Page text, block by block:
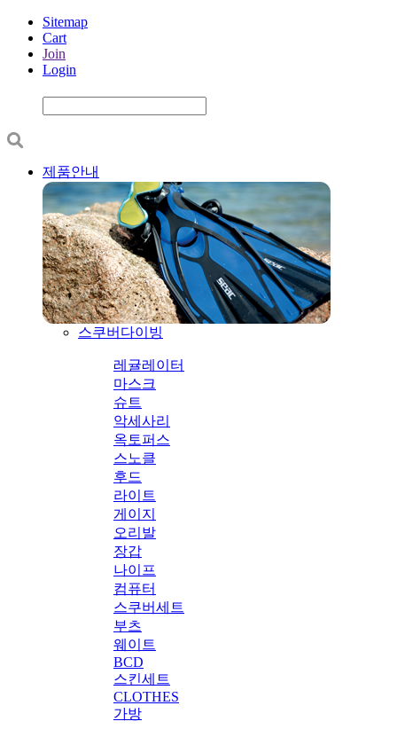
Sitemap
Cart
Join
Login
제품안내
스쿠버다이빙
레귤레이터
마스크
슈트
악세사리
옥토퍼스
스노클
후드
라이트
게이지
오리발
장갑
나이프
컴퓨터
스쿠버세트
부츠
웨이트
BCD
스킨세트
CLOTHES
가방